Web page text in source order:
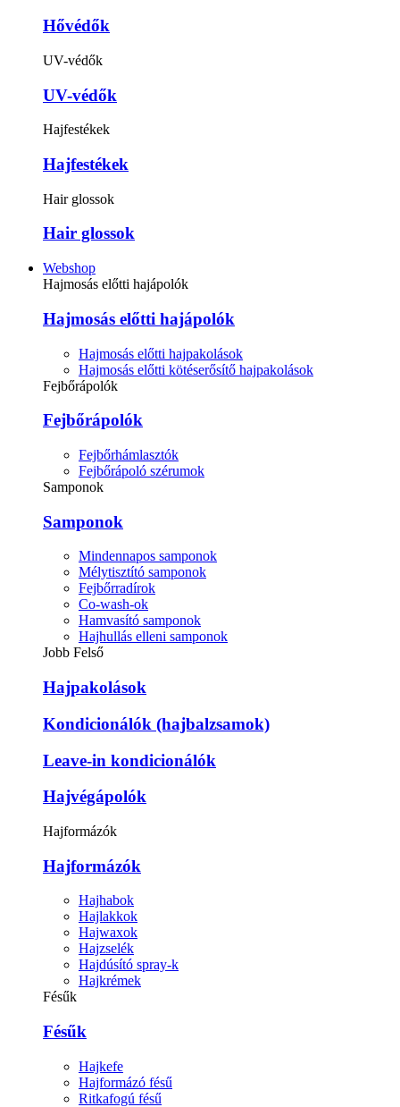
Hővédők
UV-védők
UV-védők
Hajfestékek
Hajfestékek
Hair glossok
Hair glossok
Webshop
Hajmosás előtti hajápolók
Hajmosás előtti hajápolók
Hajmosás előtti hajpakolások
Hajmosás előtti kötéserősítő hajpakolások
Fejbőrápolók
Fejbőrápolók
Fejbőrhámlasztók
Fejbőrápoló szérumok
Samponok
Samponok
Mindennapos samponok
Mélytisztító samponok
Fejbőrradírok
Co-wash-ok
Hamvasító samponok
Hajhullás elleni samponok
Jobb Felső
Hajpakolások
Kondicionálók (hajbalzsamok)
Leave-in kondicionálók
Hajvégápolók
Hajformázók
Hajformázók
Hajhabok
Hajlakkok
Hajwaxok
Hajzselék
Hajdúsító spray-k
Hajkrémek
Fésűk
Fésűk
Hajkefe
Hajformázó fésű
Ritkafogú fésű